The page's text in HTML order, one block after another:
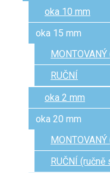
oka 10 mm
oka 15 mm
RUČNÍ
oka 2 mm
oka 20 mm
RUČNÍ (ručně